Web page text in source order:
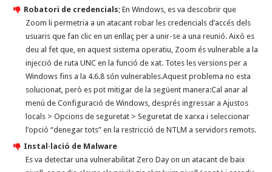
Robatori de credencials; En Windows, es va descobrir que
Zoom li permetria a un atacant robar les credencials d’accés dels
usuaris que fan clic en un enllaç per a unir-se a una reunió. Això es
deu al fet que, en aquest sistema operatiu, Zoom és vulnerable a la
injecció de ruta UNC en la funció de xat. Totes les versions per a
Windows fins a la 4.6.8 són vulnerables.Aquest problema no esta
solucionat, però es pot mitigar de la següent manera:Cal anar al
menú de Configuració de Windows, després ingressar a Ajustos
locals > Opcions de seguretat > Seguretat de xarxa i seleccionar
l’opció “denegar tots” en la restricció de NTLM a servidors remots.
Instal·lació de Malware
Es va detectar una vulnerabilitat Zero Day on un atacant de baix